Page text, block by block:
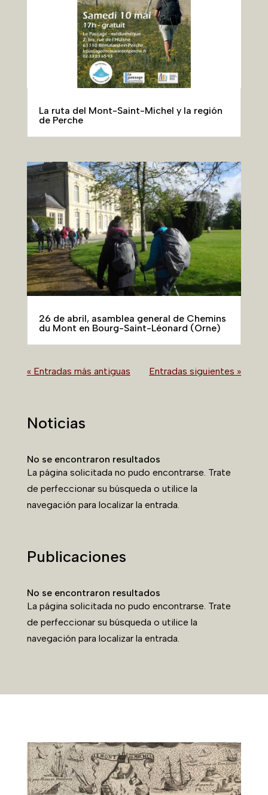
La ruta del Mont-Saint-Michel y la región
de Perche
26 de abril, asamblea general de Chemins
du Mont en Bourg-Saint-Léonard (Orne)
« Entradas más antiguas Entradas siguientes »
Noticias
No se encontraron resultados
La página solicitada no pudo encontrarse. Trate
de perfeccionar su búsqueda o utilice la
navegación para localizar la entrada.
Publicaciones
No se encontraron resultados
La página solicitada no pudo encontrarse. Trate
de perfeccionar su búsqueda o utilice la
navegación para localizar la entrada.